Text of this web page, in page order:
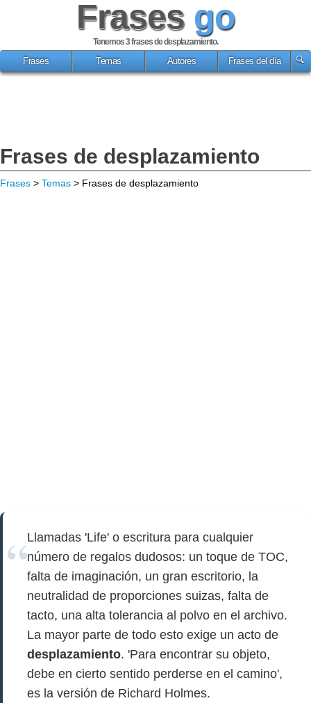
Frases go
Tenemos 3frases de desplazamiento.
Frases
Temas Autores Frases del día
Frases de desplazamiento
Frases > Temas > Frases de desplazamiento
Llamadas 'Life' o escritura para cualquier
número de regalos dudosos: un toque de TOC,
falta de imaginación, un gran escritorio, la
neutralidad de proporciones suizas, falta de
tacto, una alta tolerancia al polvo en el archivo.
La mayor parte de todo esto exige un acto de
desplazamiento. 'Para encontrar su objeto,
debe en cierto sentido perderse en el camino',
es la versión de Richard Holmes.